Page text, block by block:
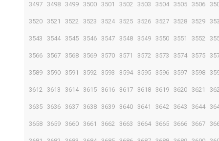
3497 3498 3499 3500 3501 3502 3503 3504 3505 3506
3520 3521 3522 3523 3524 3525 3526 3527 3528 3529
3543 3544 3545 3546 3547 3548 3549 3550 3551 3552
3566 3567 3568 3569 3570 3571 3572 3573 3574 3575
3589 3590 3591 3592 3593 3594 3595 3596 3597 3598
3612 3613 3614 3615 3616 3617 3618 3619 3620 3621
3635 3636 3637 3638 3639 3640 3641 3642 3643 3644
3658 3659 3660 3661 3662 3663 3664 3665 3666 3667